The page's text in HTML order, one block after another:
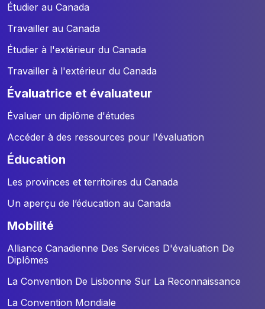
Étudier au Canada
Travailler au Canada
Étudier à l'extérieur du Canada
Travailler à l'extérieur du Canada
évaluatrice et évaluateur
Évaluer un diplôme d'études
Accéder à des ressources pour l'évaluation
éducation
Les provinces et territoires du Canada
Un aperçu de l’éducation au Canada
mobilité
Alliance Canadienne Des Services D'évaluation De
Diplômes
La Convention De Lisbonne Sur La Reconnaissance
La Convention Mondiale